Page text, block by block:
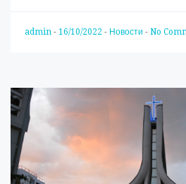
admin - 16/10/2022 - Новости - No